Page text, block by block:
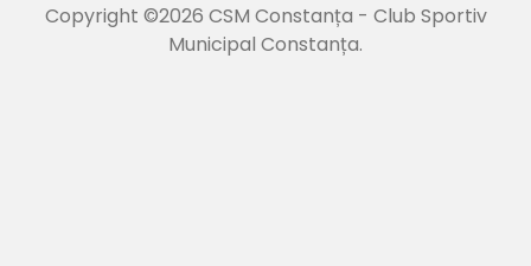
Copyright ©2026 CSM Constanța - Club Sportiv
Municipal Constanța.